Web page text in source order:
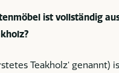
ist vollständig
Teakholz‘